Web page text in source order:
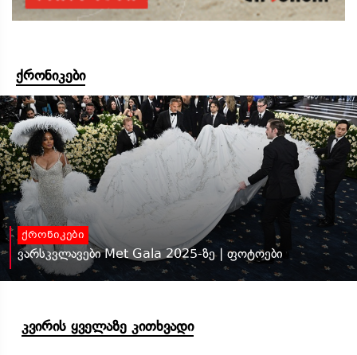
ქრონიკები
ქრონიკები
ვარსკვლავები Met Gala 2025-ზე | ფოტოები
კვირის ყველაზე კითხვადი